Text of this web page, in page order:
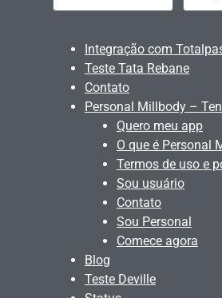
Integração com
Teste Tata Rebane
Contato
Personal Millbody –
Quero meu app
O que é Personal
Termos de uso e
Sou usuário
Contato
Sou Personal
Comece agora
Blog
Teste Deville